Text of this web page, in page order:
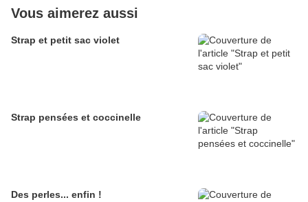
Vous aimerez aussi
Strap et petit sac violet
Strap pensées et coccinelle
Des perles... enfin !